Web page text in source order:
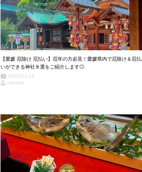
【愛媛 厄除け 厄払い】厄年の方必見！愛媛県内で厄除け＆厄払
いができる神社８選をご紹介します◎
2026/01/16
minaho